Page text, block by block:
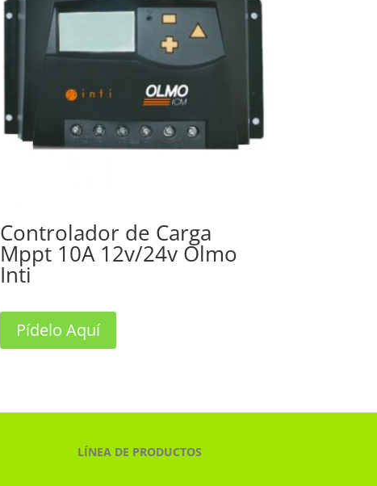
Controlador de Carga
Mppt 10A 12v/24v Olmo
Inti
Pídelo Aquí
LÍNEA DE PRODUCTOS